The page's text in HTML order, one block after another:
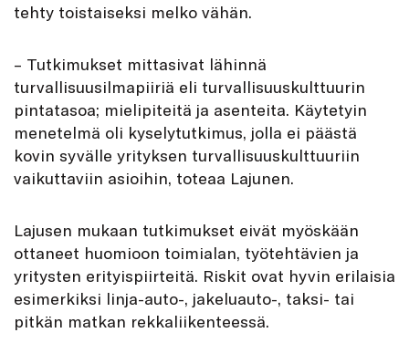
tehty toistaiseksi melko vähän.
– Tutkimukset mittasivat lähinnä
turvallisuusilmapiiriä eli turvallisuuskulttuurin
pintatasoa; mielipiteitä ja asenteita. Käytetyin
menetelmä oli kyselytutkimus, jolla ei päästä
kovin syvälle yrityksen turvallisuuskulttuuriin
vaikuttaviin asioihin, toteaa Lajunen.
Lajusen mukaan tutkimukset eivät myöskään
ottaneet huomioon toimialan, työtehtävien ja
yritysten erityispiirteitä. Riskit ovat hyvin erilaisia
esimerkiksi linja-auto-, jakeluauto-, taksi- tai
pitkän matkan rekkaliikenteessä.